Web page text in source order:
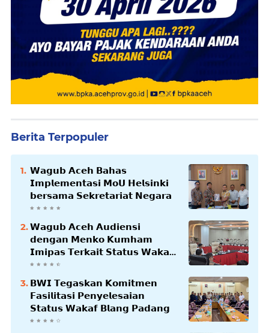
Berita Terpopuler
𝗪𝗮𝗴𝘂𝗯 𝗔𝗰𝗲𝗵 𝗕𝗮𝗵𝗮𝘀
𝗜𝗺𝗽𝗹𝗲𝗺𝗲𝗻𝘁𝗮𝘀𝗶 𝗠𝗼𝗨 𝗛𝗲𝗹𝘀𝗶𝗻𝗸𝗶
𝗯𝗲𝗿𝘀𝗮𝗺𝗮 𝗦𝗲𝗸𝗿𝗲𝘁𝗮𝗿𝗶𝗮𝘁 𝗡𝗲𝗴𝗮𝗿𝗮
𝗪𝗮𝗴𝘂𝗯 𝗔𝗰𝗲𝗵 𝗔𝘂𝗱𝗶𝗲𝗻𝘀𝗶
𝗱𝗲𝗻𝗴𝗮𝗻 𝗠𝗲𝗻𝗸𝗼 𝗞𝘂𝗺𝗵𝗮𝗺
𝗜𝗺𝗶𝗽𝗮𝘀 𝗧𝗲𝗿𝗸𝗮𝗶𝘁 𝗦𝘁𝗮𝘁𝘂𝘀 𝗪𝗮𝗸𝗮𝗳
𝗕𝗹𝗮𝗻𝗴𝗽𝗮𝗱𝗮𝗻𝗴
𝗕𝗪𝗜 𝗧𝗲𝗴𝗮𝘀𝗸𝗮𝗻 𝗞𝗼𝗺𝗶𝘁𝗺𝗲𝗻
𝗙𝗮𝘀𝗶𝗹𝗶𝘁𝗮𝘀𝗶 𝗣𝗲𝗻𝘆𝗲𝗹𝗲𝘀𝗮𝗶𝗮𝗻
𝗦𝘁𝗮𝘁𝘂𝘀 𝗪𝗮𝗸𝗮𝗳 𝗕𝗹𝗮𝗻𝗴 𝗣𝗮𝗱𝗮𝗻𝗴